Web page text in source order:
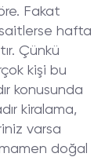
Fakat
hafta
Çünkü
kişi bu
konusunda
kiralama,
varsa
doğal